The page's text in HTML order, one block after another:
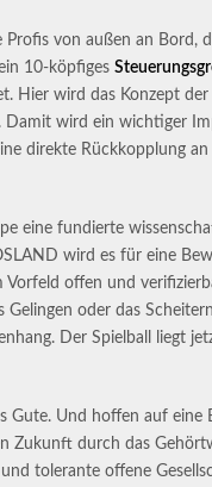
Profis von außen an Bord,
10-köpfiges
Hier wird das Konzept
wird ein wichtiger
direkte Rückkopplung an
eine fundierte
wird es für eine
Vorfeld offen und
oder das
Der Spielball liegt
Gute. Und hoffen auf eine
Zukunft durch das
tolerante offene